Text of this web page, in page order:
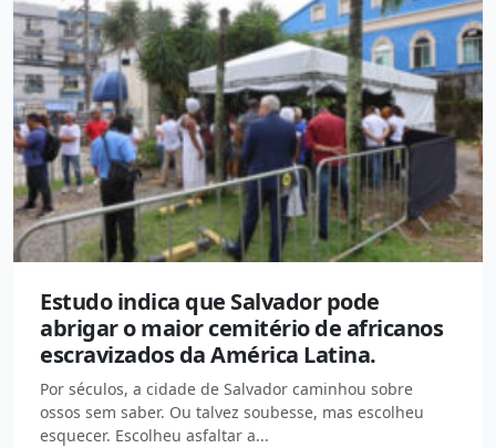
Estudo indica que Salvador pode
abrigar o maior cemitério de africanos
escravizados da América Latina.
Por séculos, a cidade de Salvador caminhou sobre
ossos sem saber. Ou talvez soubesse, mas escolheu
esquecer. Escolheu asfaltar a...